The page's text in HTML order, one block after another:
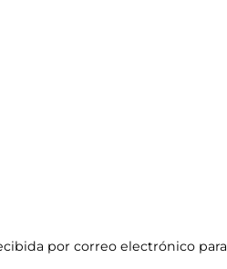
por correo electrónico para